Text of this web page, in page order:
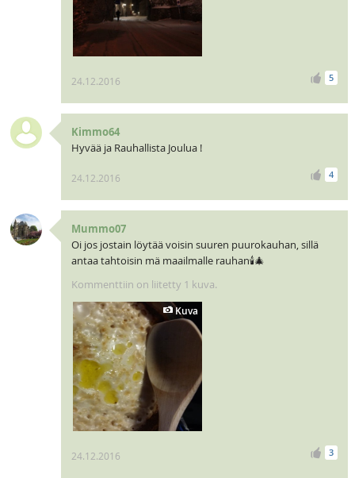
5
24.12.2016
Kimmo64
Hyvää ja Rauhallista Joulua !
4
24.12.2016
Mummo07
Oi jos jostain löytää voisin suuren puurokauhan, sillä
antaa tahtoisin mä maailmalle rauhan🕯🎄
Kommenttiin on liitetty 1 kuva.
Kuva
3
24.12.2016